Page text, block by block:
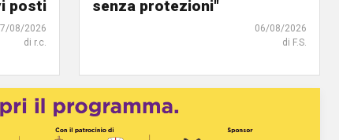
posti
08/2026
di r.c.
senza protezioni"
06/08/2026
di F.S.